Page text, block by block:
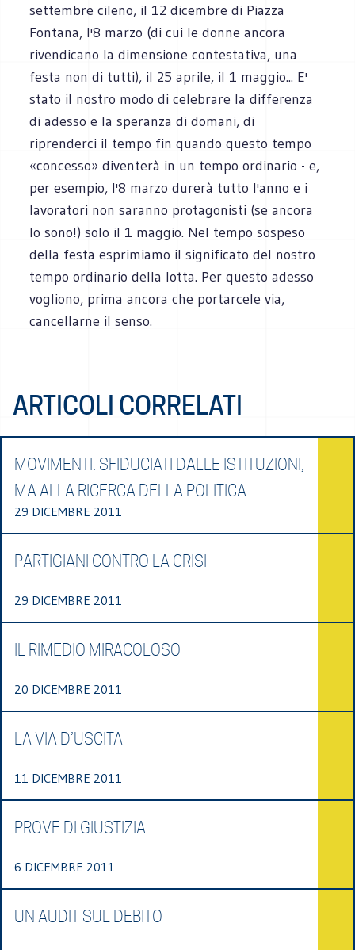
settembre cileno, il 12 dicembre di Piazza
Fontana, l'8 marzo (di cui le donne ancora
rivendicano la dimensione contestativa, una
festa non di tutti), il 25 aprile, il 1 maggio... E'
stato il nostro modo di celebrare la differenza
di adesso e la speranza di domani, di
riprenderci il tempo fin quando questo tempo
«concesso» diventerà in un tempo ordinario - e,
per esempio, l'8 marzo durerà tutto l'anno e i
lavoratori non saranno protagonisti (se ancora
lo sono!) solo il 1 maggio. Nel tempo sospeso
della festa esprimiamo il significato del nostro
tempo ordinario della lotta. Per questo adesso
vogliono, prima ancora che portarcele via,
cancellarne il senso.
ARTICOLI CORRELATI
MOVIMENTI. SFIDUCIATI DALLE ISTITUZIONI,
MA ALLA RICERCA DELLA POLITICA
29 DICEMBRE 2011
PARTIGIANI CONTRO LA CRISI
29 DICEMBRE 2011
IL RIMEDIO MIRACOLOSO
20 DICEMBRE 2011
LA VIA D’USCITA
11 DICEMBRE 2011
PROVE DI GIUSTIZIA
6 DICEMBRE 2011
UN AUDIT SUL DEBITO